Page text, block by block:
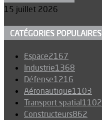
15 juillet 2026
CATÉGORIES POPULAIRES
Espace2167
Industrie1368
Défense1216
Aéronautique1103
Transport spatial1102
Constructeurs862